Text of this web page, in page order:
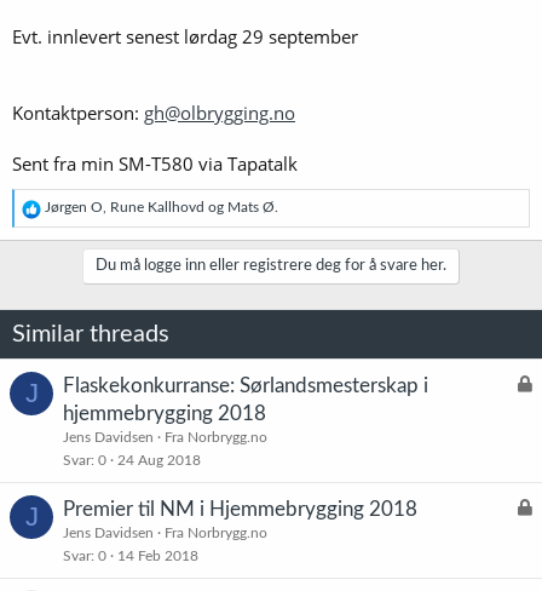
Evt. innlevert senest lørdag 29 september
Kontaktperson: gh@olbrygging.no
Sent fra min SM-T580 via Tapatalk
R
e
a
n
e
r
Jørgen O Rune Kallhovd og Mats Ø.
Du må logge inn eller registrere deg for å svare her.
Similar threads
J
L
Flaskekonkurranse: Sørlandsmesterskap i
hjemmebrygging 2018
Jens Davidsen
Fra Norbrygg.no
Svar 0 24 Aug 2018
J
L
Premier til NM i Hjemmebrygging 2018
Jens Davidsen
Fra Norbrygg.no
Svar 0 14 Feb 2018